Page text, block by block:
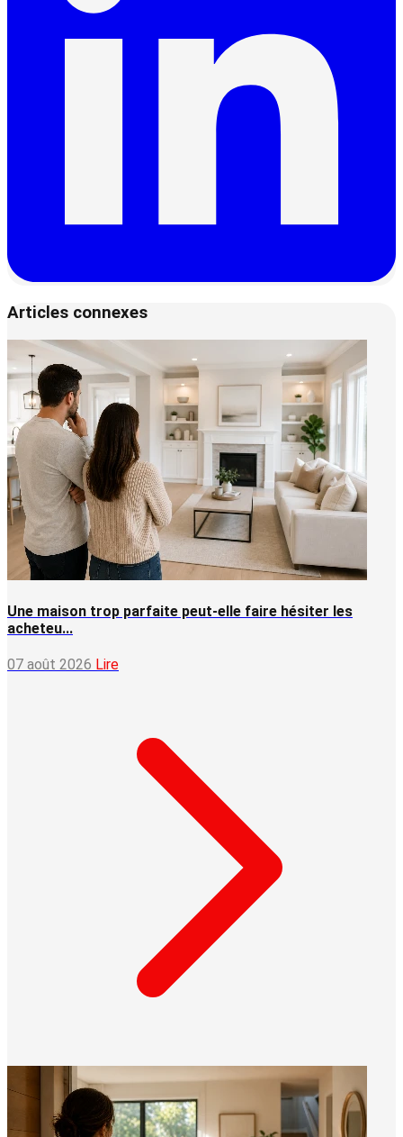
Articles connexes
Une maison trop parfaite peut-elle faire hésiter les
acheteu...
07 août 2026 Lire